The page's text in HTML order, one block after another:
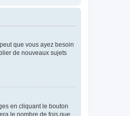
que vous ayez besoin
de nouveaux sujets
en cliquant le bouton
le nombre de fois que